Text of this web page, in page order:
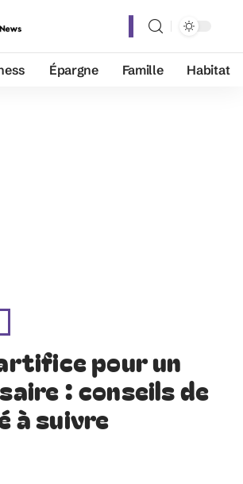
Épargne Famille Habitat
pour un
: conseils de
à suivre